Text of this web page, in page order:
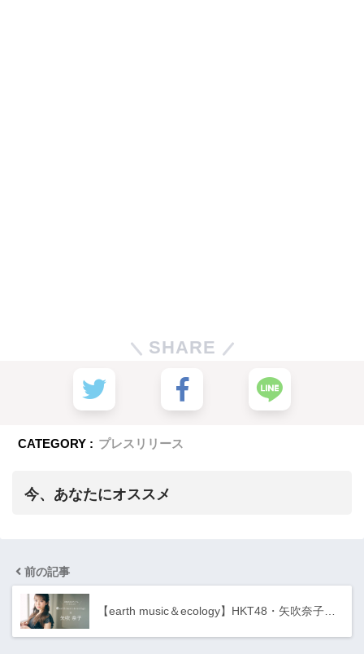
SHARE
CATEGORY : プレスリリース
今、あなたにオススメ
前の記事
【earth music＆ecology】HKT48・矢吹奈子…